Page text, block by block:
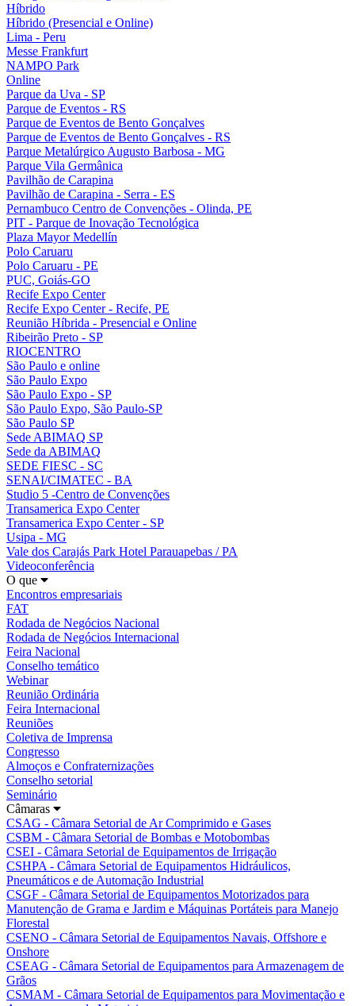
Híbrido
Híbrido (Presencial e Online)
Lima - Peru
Messe Frankfurt
NAMPO Park
Online
Parque da Uva - SP
Parque de Eventos - RS
Parque de Eventos de Bento Gonçalves
Parque de Eventos de Bento Gonçalves - RS
Parque Metalúrgico Augusto Barbosa - MG
Parque Vila Germânica
Pavilhão de Carapina
Pavilhão de Carapina - Serra - ES
Pernambuco Centro de Convenções - Olinda, PE
PIT - Parque de Inovação Tecnológica
Plaza Mayor Medellín
Polo Caruaru
Polo Caruaru - PE
PUC, Goiás-GO
Recife Expo Center
Recife Expo Center - Recife, PE
Reunião Híbrida - Presencial e Online
Ribeirão Preto - SP
RIOCENTRO
São Paulo e online
São Paulo Expo
São Paulo Expo - SP
São Paulo Expo, São Paulo-SP
São Paulo SP
Sede ABIMAQ SP
Sede da ABIMAQ
SEDE FIESC - SC
SENAI/CIMATEC - BA
Studio 5 -Centro de Convenções
Transamerica Expo Center
Transamerica Expo Center - SP
Usipa - MG
Vale dos Carajás Park Hotel Parauapebas / PA
Videoconferência
O que
Encontros empresariais
FAT
Rodada de Negócios Nacional
Rodada de Negócios Internacional
Feira Nacional
Conselho temático
Webinar
Reunião Ordinária
Feira Internacional
Reuniões
Coletiva de Imprensa
Congresso
Almoços e Confraternizações
Conselho setorial
Seminário
Câmaras
CSAG - Câmara Setorial de Ar Comprimido e Gases
CSBM - Câmara Setorial de Bombas e Motobombas
CSEI - Câmara Setorial de Equipamentos de Irrigação
CSHPA - Câmara Setorial de Equipamentos Hidráulicos,
Pneumáticos e de Automação Industrial
CSGF - Câmara Setorial de Equipamentos Motorizados para
Manutenção de Grama e Jardim e Máquinas Portáteis para Manejo
Florestal
CSENO - Câmara Setorial de Equipamentos Navais, Offshore e
Onshore
CSEAG - Câmara Setorial de Equipamentos para Armazenagem de
Grãos
CSMAM - Câmara Setorial de Equipamentos para Movimentação e